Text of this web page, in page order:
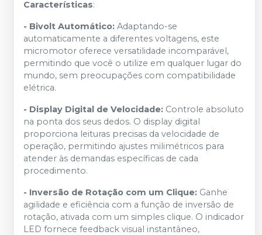
Características:
- Bivolt Automático: Adaptando-se
automaticamente a diferentes voltagens, este
micromotor oferece versatilidade incomparável,
permitindo que você o utilize em qualquer lugar do
mundo, sem preocupações com compatibilidade
elétrica.
- Display Digital de Velocidade: Controle absoluto
na ponta dos seus dedos. O display digital
proporciona leituras precisas da velocidade de
operação, permitindo ajustes milimétricos para
atender às demandas específicas de cada
procedimento.
- Inversão de Rotação com um Clique: Ganhe
agilidade e eficiência com a função de inversão de
rotação, ativada com um simples clique. O indicador
LED fornece feedback visual instantâneo,